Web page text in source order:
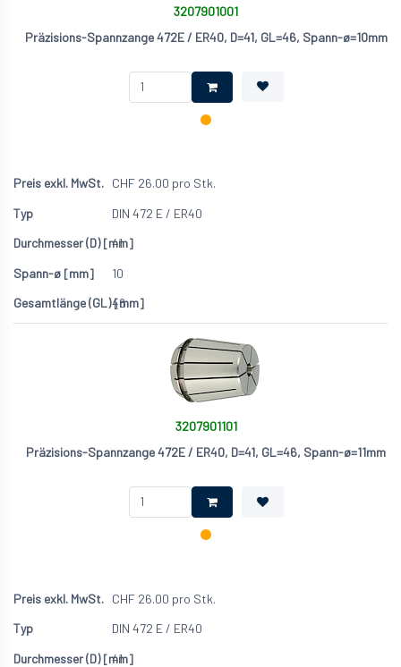
3207901001
Präzisions-Spannzange 472E / ER40, D=41, GL=46, Spann-ø=10mm
CHF 26.00 pro Stk.
DIN 472 E / ER40
41
10
46
3207901101
Präzisions-Spannzange 472E / ER40, D=41, GL=46, Spann-ø=11mm
CHF 26.00 pro Stk.
DIN 472 E / ER40
41